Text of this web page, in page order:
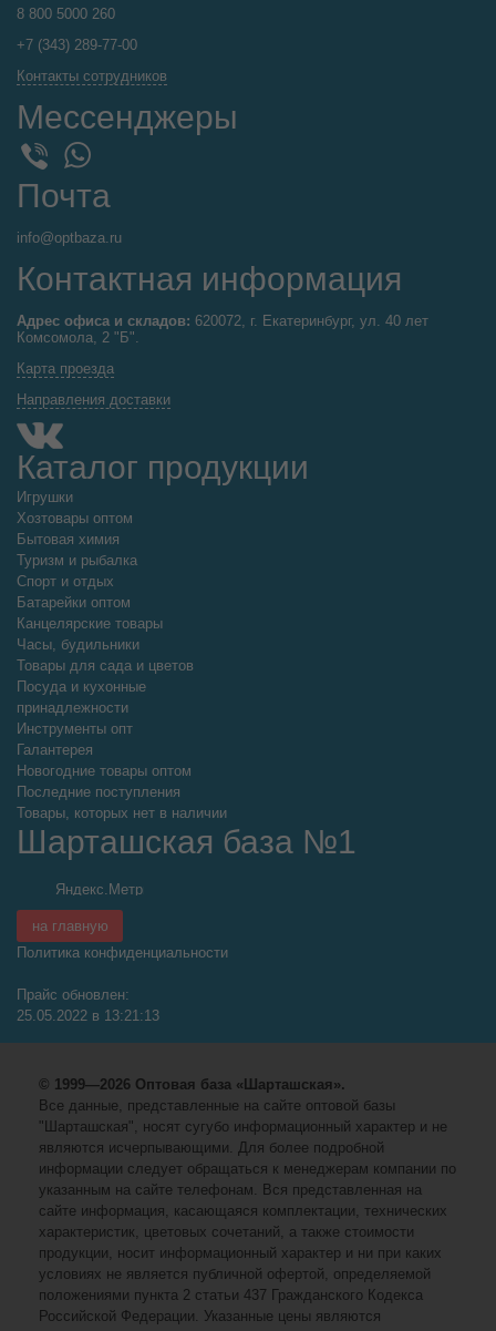
8 800 5000 260
+7 (343) 289-77-00
Контакты сотрудников
Мессенджеры
WhatsApp
Почта
info@optbaza.ru
Контактная информация
Адрес офиса и складов: 620072, г. Екатеринбург, ул. 40 лет
Комсомола, 2 "Б".
Карта проезда
Направления доставки
Каталог продукции
Игрушки
Хозтовары оптом
Бытовая химия
Туризм и рыбалка
Спорт и отдых
Батарейки оптом
Канцелярские товары
Часы, будильники
Товары для сада и цветов
Посуда и кухонные
принадлежности
Инструменты опт
Галантерея
Новогодние товары оптом
Последние поступления
Товары, которых нет в наличии
Шарташская база №1
на главную
Политика конфиденциальности
Прайс обновлен:
25.05.2022 в 13:21:13
© 1999—2026 Оптовая база «Шарташская».
Все данные, представленные на сайте оптовой базы
"Шарташская", носят сугубо информационный характер и не
являются исчерпывающими. Для более подробной
информации следует обращаться к менеджерам компании по
указанным на сайте телефонам. Вся представленная на
сайте информация, касающаяся комплектации, технических
характеристик, цветовых сочетаний, а также стоимости
продукции, носит информационный характер и ни при каких
условиях не является публичной офертой, определяемой
положениями пункта 2 статьи 437 Гражданского Кодекса
Российской Федерации. Указанные цены являются